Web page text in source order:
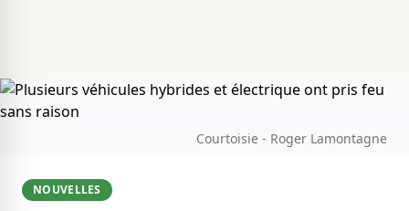
Courtoisie - Roger Lamontagne
NOUVELLES